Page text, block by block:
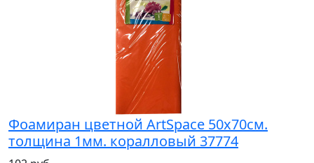
Фоамиран цветной ArtSpace 50х70см.
толщина 1мм. коралловый 37774